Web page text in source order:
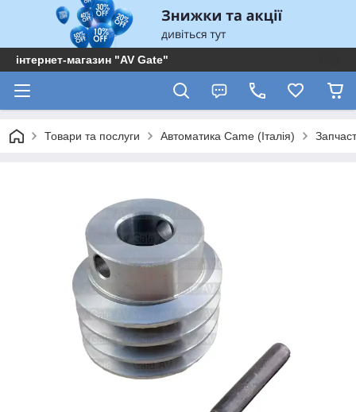
інтернет-магазин "AV Gate"
Товари та послуги Автоматика Came (Італія)